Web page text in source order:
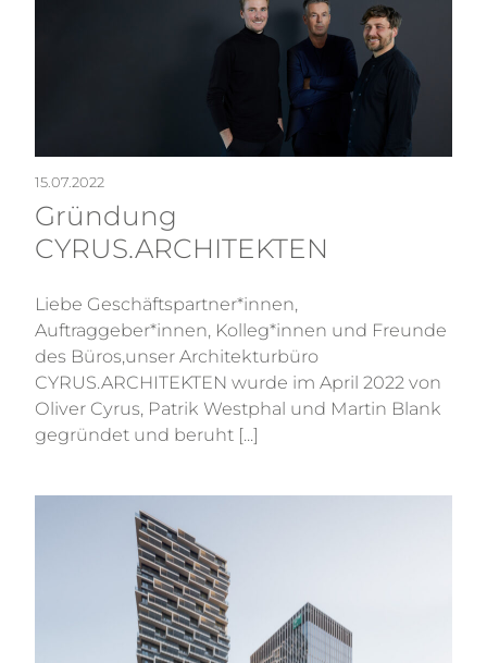
15.07.2022
Gründung
CYRUS.ARCHITEKTEN
Liebe Geschäftspartner*innen,
Auftraggeber*innen, Kolleg*innen und Freunde
des Büros,unser Architekturbüro
CYRUS.ARCHITEKTEN wurde im April 2022 von
Oliver Cyrus, Patrik Westphal und Martin Blank
gegründet und beruht [...]